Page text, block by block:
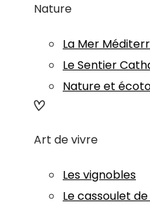
Nature
La Mer
Le Sentier
Nature et
Art de vivre
Les vignobles
Le cassoulet